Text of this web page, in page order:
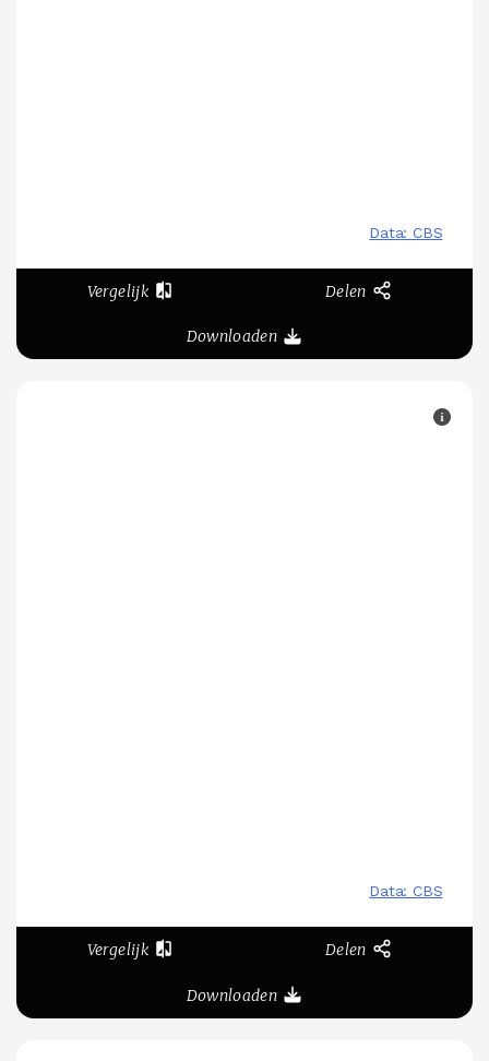
Vergelijk Delen
Downloaden
Vergelijk Delen
Downloaden